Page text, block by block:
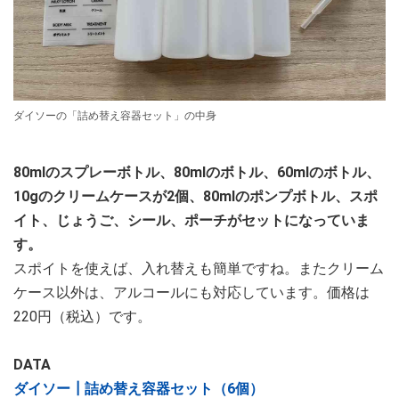
ダイソーの「詰め替え容器セット」の中身
80mlのスプレーボトル、80mlのボトル、60mlのボトル、
10gのクリームケースが2個、80mlのポンプボトル、スポ
イト、じょうご、シール、ポーチがセットになっていま
す。
スポイトを使えば、入れ替えも簡単ですね。またクリーム
ケース以外は、アルコールにも対応しています。価格は
220円（税込）です。
DATA
ダイソー┃詰め替え容器セット（6個）